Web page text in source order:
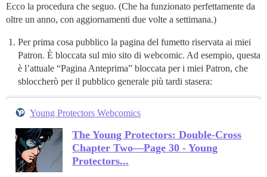
Ecco la procedura che seguo. (Che ha funzionato perfettamente da
oltre un anno, con aggiornamenti due volte a settimana.)
Per prima cosa pubblico la pagina del fumetto riservata ai miei
Patron. È bloccata sul mio sito di webcomic. Ad esempio, questa
è l’attuale “Pagina Anteprima” bloccata per i miei Patron, che
sbloccherò per il pubblico generale più tardi stasera:
Young Protectors Webcomics
The Young Protectors: Double-Cross
Chapter Two—Page 30 - Young
Protectors...